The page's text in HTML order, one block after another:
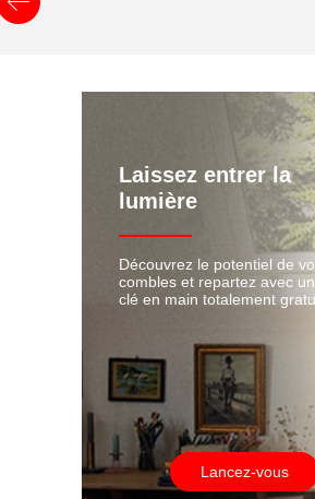
Laissez entrer la
lumière
Découvrez le potentiel de
combles et repartez avec
clé en main totalement
Lancez-vous